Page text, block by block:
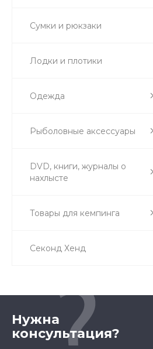
Сумки и рюкзаки
Лодки и плотики
Одежда
Рыболовные аксессуары
DVD, книги, журналы о
нахлысте
Товары для кемпинга
Секонд Хенд
Нужна
консультация?